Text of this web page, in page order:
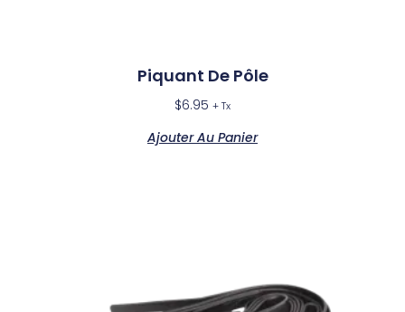
Piquant De Pôle
$6.95 + Tx
Ajouter Au Panier